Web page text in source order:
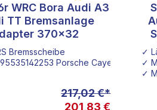
Durchschnittliche
WRC Bora Audi A3
TT Bremsanlage
370x32
Bremsscheibe
Porsche Cayenne ZR18 /
217,02 €*
201,83 €
✓
✓
✓